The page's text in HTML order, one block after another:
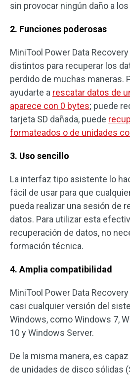
sin provocar ningún daño a
2. Funciones poderosas
MiniTool Power Data
distintos para recuperar los
perdido de muchas maneras.
ayudarte a rescatar datos de
aparece con 0 bytes; puede
tarjeta SD dañada, puede
formateados o de unidades
3. Uso sencillo
La interfaz tipo asistente lo
fácil de usar para que
pueda realizar una sesión de
datos. Para utilizar esta
recuperación de datos, no
formación técnica.
4. Amplia compatibilidad
MiniTool Power Data
casi cualquier versión del
Windows, como Windows 7,
10 y Windows Server.
De la misma manera, es
de unidades de disco sólidas